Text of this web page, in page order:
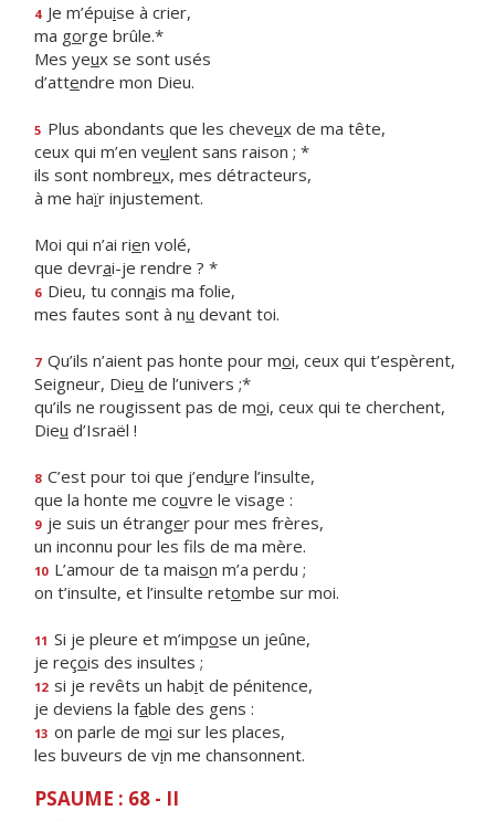
4 Je m’épuise à crier,
ma gorge brûle.*
Mes yeux se sont usés
d’attendre mon Dieu.
5 Plus abondants que les cheveux de ma tête,
ceux qui m’en veulent sans raison ; *
ils sont nombreux, mes détracteurs,
à me haïr injustement.
Moi qui n’ai rien volé,
que devrai-je rendre ? *
6 Dieu, tu connais ma folie,
mes fautes sont à nu devant toi.
7 Qu’ils n’aient pas honte pour moi, ceux qui t’espèrent,
Seigneur, Dieu de l’univers ;*
qu’ils ne rougissent pas de moi, ceux qui te cherchent,
Dieu d’Israël !
8 C’est pour toi que j’endure l’insulte,
que la honte me couvre le visage :
9 je suis un étranger pour mes frères,
un inconnu pour les fls de ma mère.
10 L’amour de ta maison m’a perdu ;
on t’insulte, et l’insulte retombe sur moi.
11 Si je pleure et m’impose un jeûne,
je reçois des insultes ;
12 si je revêts un habit de pénitence,
je deviens la fable des gens :
13 on parle de moi sur les places,
les buveurs de vin me chansonnent.
PSAUME : 68 - II